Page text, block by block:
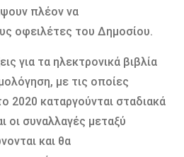
πλέον να
οφειλέτες του Δημοσίου.
για τα ηλεκτρονικά βιβλία
με τις οποίες
2020 καταργούνται σταδιακά
οι συναλλαγές μεταξύ
και θα